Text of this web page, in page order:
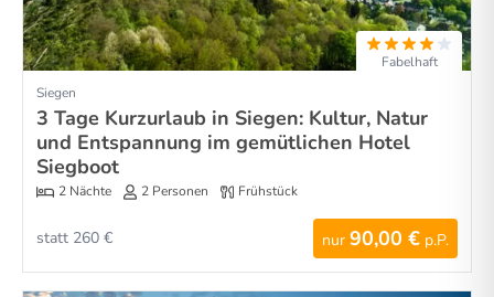
Fabelhaft
Siegen
3 Tage Kurzurlaub in Siegen: Kultur, Natur
und Entspannung im gemütlichen Hotel
Siegboot
2 Nächte 2 Personen Frühstück
nur 90,00 € p.P.
statt 260 €